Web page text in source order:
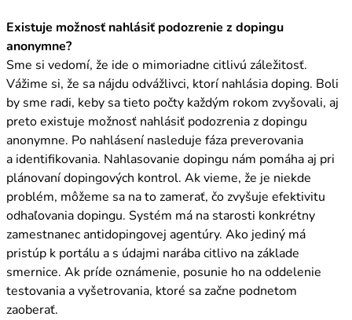
Existuje možnosť nahlásiť podozrenie z dopingu
anonymne?
Sme si vedomí, že ide o mimoriadne citlivú záležitosť.
Vážime si, že sa nájdu odvážlivci, ktorí nahlásia doping. Boli
by sme radi, keby sa tieto počty každým rokom zvyšovali, aj
preto existuje možnosť nahlásiť podozrenia z dopingu
anonymne. Po nahlásení nasleduje fáza preverovania
a identifikovania. Nahlasovanie dopingu nám pomáha aj pri
plánovaní dopingových kontrol. Ak vieme, že je niekde
problém, môžeme sa na to zamerať, čo zvyšuje efektivitu
odhaľovania dopingu. Systém má na starosti konkrétny
zamestnanec antidopingovej agentúry. Ako jediný má
pristúp k portálu a s údajmi narába citlivo na základe
smernice. Ak príde oznámenie, posunie ho na oddelenie
testovania a vyšetrovania, ktoré sa začne podnetom
zaoberať.